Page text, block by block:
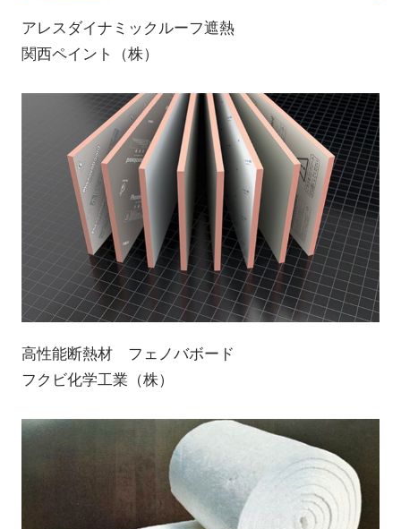
アレスダイナミックルーフ遮熱
関西ペイント（株）
高性能断熱材 フェノバボード
フクビ化学工業（株）